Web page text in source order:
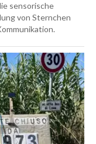
sensorische
von Sternchen